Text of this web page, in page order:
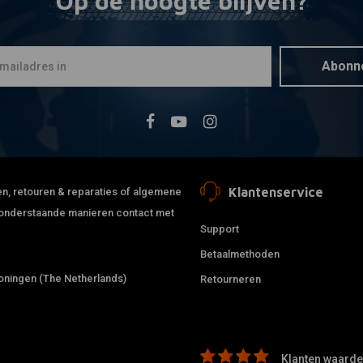
BILTWELL
retouren & reparaties of algemene
manieren contact met
(The Netherlands)
Klantenservice
Support
Betaalmethoden
Retourneren
Klanten